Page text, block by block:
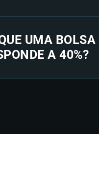
UMA
A 40%?